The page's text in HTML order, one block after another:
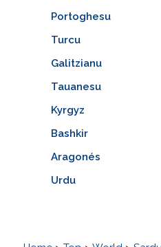
Portoghesu
Turcu
Galitzianu
Tauanesu
Kyrgyz
Bashkir
Aragonés
Urdu